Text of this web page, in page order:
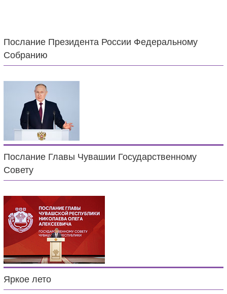
Послание Президента России Федеральному
Собранию
Послание Главы Чувашии Государственному
Совету
Яркое лето